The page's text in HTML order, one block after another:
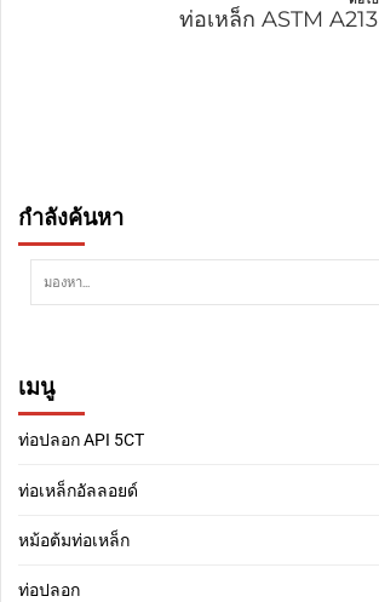
ท่อเหล็ก ASTM A213
กำลังค้นหา
เมนู
ท่อปลอก API 5CT
ท่อเหล็กอัลลอยด์
หม้อต้มท่อเหล็ก
ท่อปลอก